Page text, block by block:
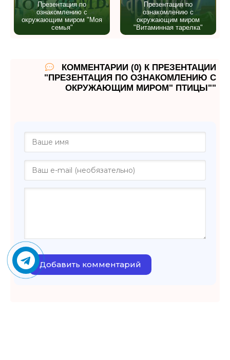
Презентация по
ознакомлению с
окружающим миром "Моя
семья"
Презентация по
ознакомлению с
окружающим миром
"Витаминная тарелка"
КОММЕНТАРИИ (0) К ПРЕЗЕНТАЦИИ
"ПРЕЗЕНТАЦИЯ ПО ОЗНАКОМЛЕНИЮ С
ОКРУЖАЮЩИМ МИРОМ" ПТИЦЫ""
Добавить комментарий